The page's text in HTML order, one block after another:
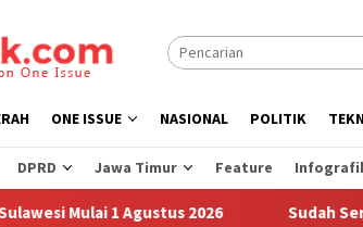
ONE ISSUE NASIONAL POLITIK
DPRD Jawa Timur Feature
Agustus 2026 Sudah Sembilan Hari